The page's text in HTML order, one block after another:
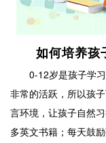
如何培养孩
0-12岁是孩子学习
非常的活跃，所以孩
言环境，让孩子自然
多英文书籍；每天鼓